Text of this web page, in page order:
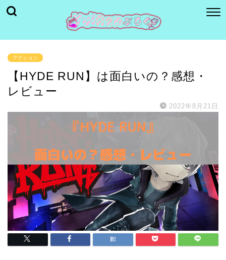
アクション
【HYDE RUN】は面白いの？感想・
レビュー
2022年8月21日